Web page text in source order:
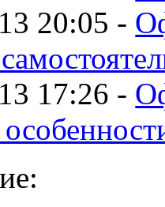
20:05 -
17:26 -